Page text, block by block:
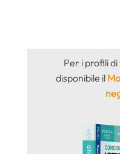
Per i profili
disponibile il